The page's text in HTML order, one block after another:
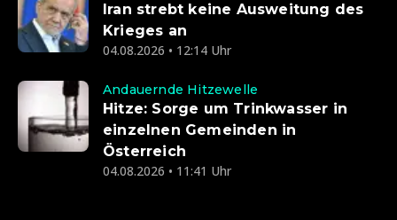
Iran strebt keine Ausweitung des
Krieges an
04.08.2026 • 12:14 Uhr
Andauernde Hitzewelle
Hitze: Sorge um Trinkwasser in
einzelnen Gemeinden in
Österreich
04.08.2026 • 11:41 Uhr